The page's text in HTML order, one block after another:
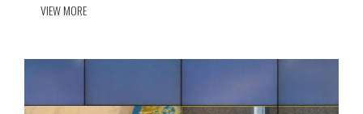
VIEW MORE